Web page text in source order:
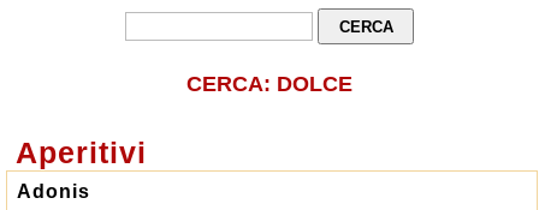
CERCA: DOLCE
Aperitivi
Adonis